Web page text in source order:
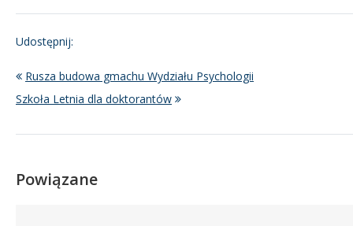
Udostępnij:
Rusza budowa gmachu Wydziału Psychologii
Szkoła Letnia dla doktorantów
Powiązane